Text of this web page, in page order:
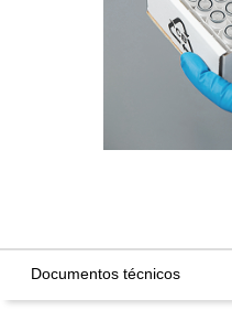
Documentos técnicos